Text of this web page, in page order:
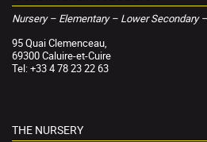
Nursery – Elementary – Lower Secondary
95 Quai Clemenceau,
69300 Caluire-et-Cuire
Tel: +33 4 78 23 22 63
THE NURSERY